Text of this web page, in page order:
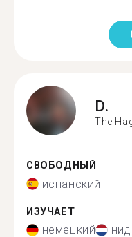
D.
The
СВОБОДНЫЙ
испанский
ИЗУЧАЕТ
немецкий